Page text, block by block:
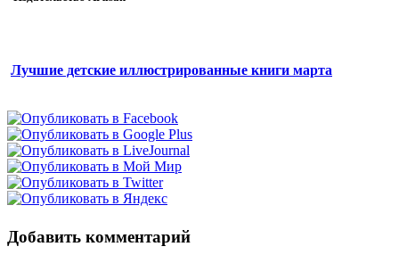
Лучшие детские иллюстрированные книги марта
Добавить комментарий